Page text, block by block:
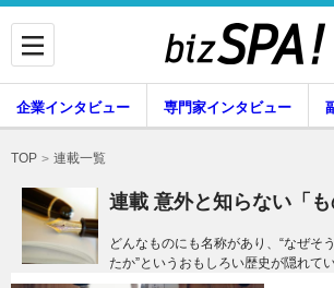
企業インタビュー 専門
企業インタビュー 専門家インタビュー
暮らし エンタメ
TOP 連載一覧
連載 意外と知らない「も
どんなものにも名称があり、“なぜそ
たか”というおもしろい歴史が隠れて